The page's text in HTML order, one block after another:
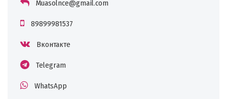
Muasolnce@gmail.com
89899981537
Вконтакте
Telegram
WhatsApp